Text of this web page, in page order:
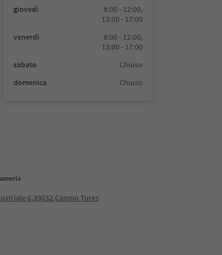
giovedì
8:00 - 12:00,
13:00 - 17:00
venerdì
8:00 - 12:00,
13:00 - 17:00
sabato
Chiuso
domenica
Chiuso
6,39032,Campo Tures